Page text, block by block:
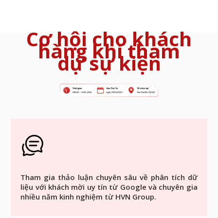
Cơ hội cho khách
hàng khi tham
dự sự kiện
Tham gia thảo luận chuyên sâu về phân tích dữ
liệu với khách mời uy tín từ Google và chuyên gia
nhiều năm kinh nghiệm từ HVN Group.